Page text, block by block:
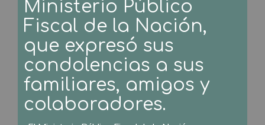
Ministerio Público
Fiscal de la Nación,
que expresó sus
condolencias a sus
familiares, amigos y
colaboradores.